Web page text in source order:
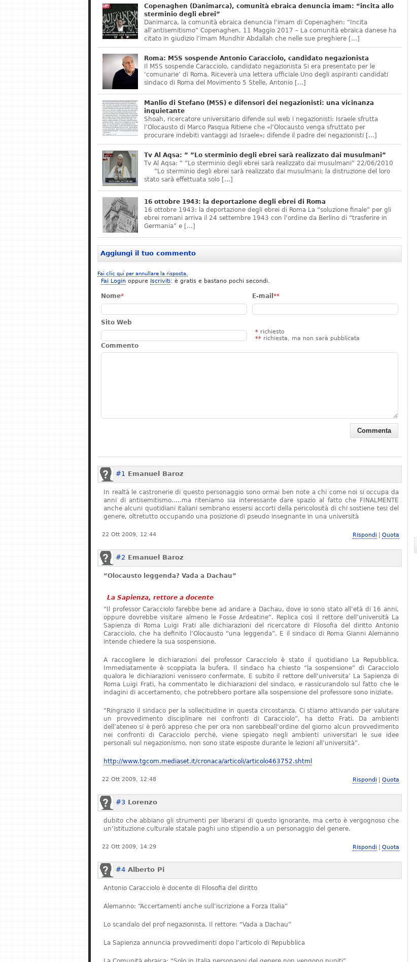
Copenaghen (Danimarca), comunità ebraica denuncia imam: “incita allo
sterminio degli ebrei”
Danimarca, la comunità ebraica denuncia l’imam di Copenaghen: “Incita
all’antisemitismo” Copenaghen, 11 Maggio 2017 – La comunità ebraica danese ha
citato in giudizio l’imam Mundhir Abdallah che nelle sue preghiere […]
Roma: M5S sospende Antonio Caracciolo, candidato negazionista
Il M5S sospende Caracciolo, candidato negazionista Si era presentato per le
‘comunarie’ di Roma. Riceverà una lettera ufficiale Uno degli aspiranti candidati
sindaco di Roma del Movimento 5 Stelle, Antonio […]
Manlio di Stefano (M5S) e difensori dei negazionisti: una vicinanza
inquietante
Shoah, ricercatore universitario difende sul web i negazionisti: Israele sfrutta
l’Olocausto di Marco Pasqua Ritiene che «l’Olocausto venga sfruttato per
procurare indebiti vantaggi ad Israele»; difende il padre dei negazionisti […]
Tv Al Aqsa: ” ”Lo sterminio degli ebrei sarà realizzato dai musulmani”
Tv Al Aqsa: ” ”Lo sterminio degli ebrei sarà realizzato dai musulmani” 22/06/2010
”Lo sterminio degli ebrei sarà realizzato dai musulmani; la distruzione del loro
stato sarà effettuata solo […]
16 ottobre 1943: la deportazione degli ebrei di Roma
16 ottobre 1943: la deportazione degli ebrei di Roma La “soluzione finale” per gli
ebrei romani arriva il 24 settembre 1943 con l’ordine da Berlino di “trasferire in
Germania” e […]
Aggiungi il tuo commento
Fai clic qui per annullare la risposta.
Fai Login oppure Iscriviti: è gratis e bastano pochi secondi.
Nome* E-mail **
Sito Web
* richiesto
** richiesta, ma non sarà pubblicata
Commento
#1 Emanuel Baroz
In realtà le castronerie di questo personaggio sono ormai ben note a chi come noi si occupa da
anni di antisemitismo…..ma riteniamo sia interessante dare spazio al fatto che FINALMENTE
anche alcuni quotidiani italiani sembrano essersi accorti della pericolosità di chi sostiene tesi del
genere, oltretutto occupando una posizione di pseudo insegnante in una università
22 Ott 2009, 12:44 Rispondi Quota
#2 Emanuel Baroz
“Olocausto leggenda? Vada a Dachau”
La Sapienza, rettore a docente
“Il professor Caracciolo farebbe bene ad andare a Dachau, dove io sono stato all’età di 16 anni,
oppure dovrebbe visitare almeno le Fosse Ardeatine”. Replica così il rettore dell’università La
Sapienza di Roma Luigi Frati alle dichiarazioni del ricercatore di Filosofia del diritto Antonio
Caracciolo, che ha definito l’Olocausto “una leggenda”. E il sindaco di Roma Gianni Alemanno
intende chiedere la sua sospensione.
A raccogliere le dichiarazioni del professor Caracciolo è stato il quotidiano La Repubblica.
Immediatamente è scoppiata la bufera. Il sindaco ha chiesto “la sospensione” di Caracciolo
qualora le dichiarazioni venissero confermate. E subito il rettore dell’universita’ La Sapienza di
Roma Luigi Frati, ha commentato le dichiarazioni del sindaco, e rassicurandolo sul fatto che le
indagini di accertamento, che potrebbero portare alla sospensione del professore sono iniziate.
“Ringrazio il sindaco per la sollecitudine in questa circostanza. Ci stiamo attivando per valutare
un provvedimento disciplinare nei confronti di Caracciolo”, ha detto Frati. Da ambienti
dell’ateneo si è però appreso che per ora non sarebbeall’ordine del giorno alcun provvedimento
nei confronti di Caracciolo perché, viene spiegato negli ambienti universitari le sue idee
personali sul negazionismo, non sono state esposte durante le lezioni all’università”.
http://www.tgcom.mediaset.it/cronaca/articoli/articolo463752.shtml
22 Ott 2009, 12:48 Rispondi Quota
#3 Lorenzo
dubito che abbiano gli strumenti per liberarsi di questo ignorante, ma certo è vergognoso che
un’istituzione culturale statale paghi uno stipendio a un personaggio del genere.
22 Ott 2009, 14:29 Rispondi Quota
#4 Alberto Pi
Antonio Caracciolo è docente di Filosofia del diritto
Alemanno: “Accertamenti anche sull’iscrizione a Forza Italia”
Lo scandalo del prof negazionista. Il rettore: “Vada a Dachau”
La Sapienza annuncia provvedimenti dopo l’articolo di Repubblica